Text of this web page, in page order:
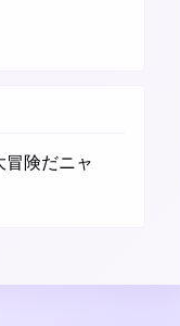
冒険だニャ